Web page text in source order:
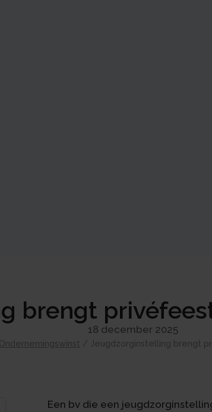
brengt
18 december 2025
Ondernemingswinst / Jeugdzorginstelling brengt
Een bv die een